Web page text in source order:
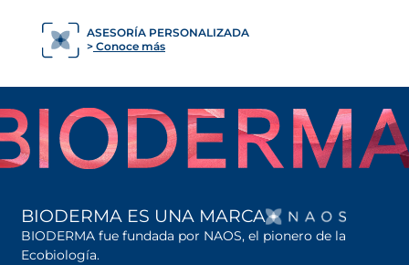
ASESORÍA PERSONALIZADA
Conoce más
BIODERMA ES UNA MARCA SE
BIODERMA fue fundada por NAOS, el pionero de la
Ecobiología.